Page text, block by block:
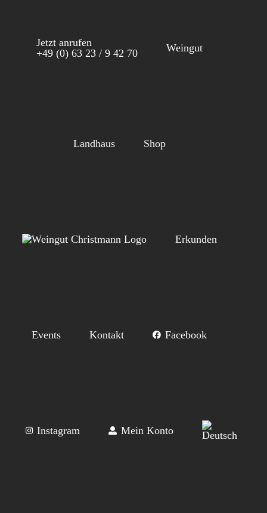
Jetzt anrufen
+49 (0) 63 23 / 9 42 70
Weingut
Landhaus Shop
Erkunden
Events Kontakt Facebook
Instagram Mein Konto